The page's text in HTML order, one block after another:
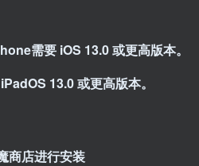
需要 iOS 13.0 或更高版本。
13.0 或更高版本。
商店进行安装